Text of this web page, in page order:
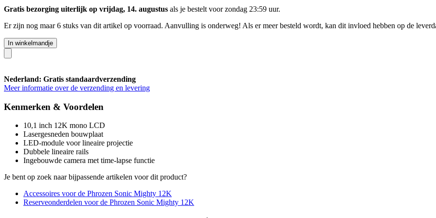
Gratis bezorging uiterlijk op vrijdag, 14. augustus als je bestelt voorzondag 23:59 uur.
Er zijn nog maar 6 stuks van dit artikel op voorraad. Aanvulling is onderweg! Als er meer besteld wordt, kan dit invloed hebben op de
In winkelmandje
Nederland: Gratis standaardverzending
Meer informatie over de verzending en levering
Kenmerken & Voordelen
10,1 inch 12K mono LCD
Lasergesneden bouwplaat
LED-module voor lineaire projectie
Dubbele lineaire rails
Ingebouwde camera met time-lapse functie
Je bent op zoek naar bijpassende artikelen voor dit product?
Accessoires voor de Phrozen Sonic Mighty 12K
Reserveonderdelen voor de Phrozen Sonic Mighty 12K